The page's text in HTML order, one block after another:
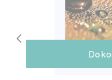
Do